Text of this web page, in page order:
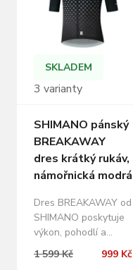
pro teploty v rozmezí
+20 °C a výš materiál:
hlavní panely: 100%
polyester, síťovina:
96% polyester, 4%
SKLADEM
3 varianty
SHIMANO pánský
BREAKAWAY
dres krátký rukáv,
námořnická modrá
Dres BREAKAWAY od
SHIMANO poskytuje
výkon, pohodlí a
funkčnost v
elegantním
1 599 Kč 999 Kč